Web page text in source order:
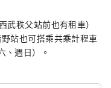
武秩父站前也有租車）
站也可搭乘共乘計程車
、週日）。